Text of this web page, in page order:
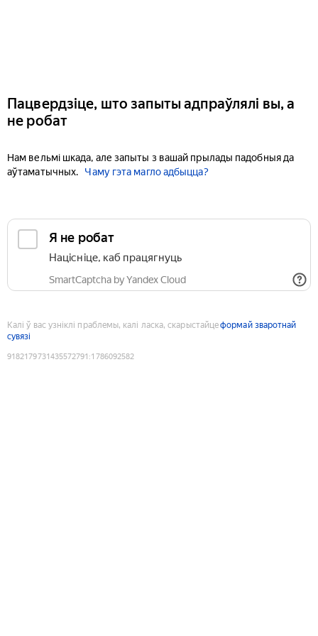
Пацвердзіце, што запыты адпраўлялі вы, а
не робат
Нам вельмі шкада, але запыты з вашай прылады падобныя да
аўтаматычных.
Чаму гэта магло адбыцца?
Я не робат
Націсніце, каб працягнуць
SmartCaptcha by Yandex Cloud
Калі ў вас узніклі праблемы, калі ласка, скарыстайцеформай зваротнай
сувязі
9182179731435572791 :1786092582